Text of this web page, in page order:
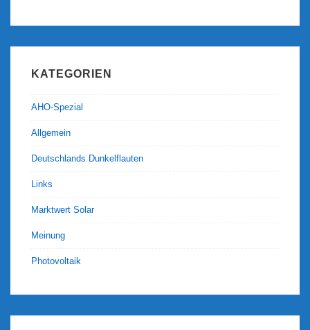
KATEGORIEN
AHO-Spezial
Allgemein
Deutschlands Dunkelflauten
Links
Marktwert Solar
Meinung
Photovoltaik